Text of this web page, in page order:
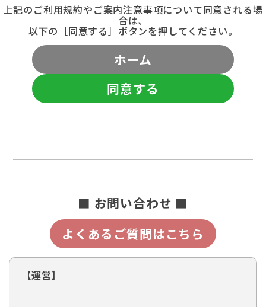
上記のご利用規約やご案内注意事項について同意される場
合は、
以下の［同意する］ボタンを押してください。
ホーム
同意する
■ お問い合わせ ■
よくあるご質問はこちら
【運営】